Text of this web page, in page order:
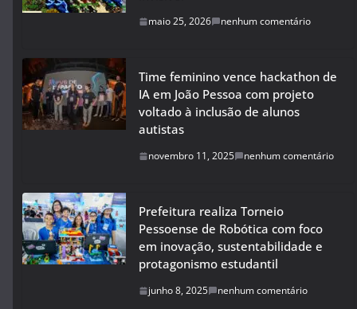
maio 25, 2026 nenhum comentário
Time feminino vence hackathon de
IA em João Pessoa com projeto
voltado à inclusão de alunos
autistas
novembro 11, 2025 nenhum comentário
Prefeitura realiza Torneio
Pessoense de Robótica com foco
em inovação, sustentabilidade e
protagonismo estudantil
junho 8, 2025 nenhum comentário